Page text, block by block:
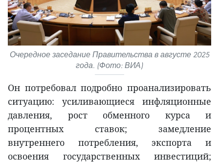
Очередное заседание Правительства в августе 2025
года. (Фото: ВИА)
Он потребовал подробно проанализировать
ситуацию: усиливающиеся инфляционные
давления, рост обменного курса и
процентных ставок; замедление
внутреннего потребления, экспорта и
освоения государственных инвестиций;